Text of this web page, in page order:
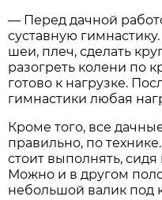
— Перед дачной
суставную
шеи, плеч, сделать
разогреть колени по
готово к нагрузке.
гимнастики любая
Кроме того, все
правильно, по
стоит выполнять,
Можно и в другом
небольшой валик под